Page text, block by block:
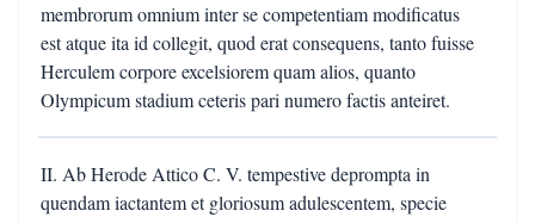
membrorum omnium inter se competentiam modificatus
est atque ita id collegit, quod erat consequens, tanto fuisse
Herculem corpore excelsiorem quam alios, quanto
Olympicum stadium ceteris pari numero factis anteiret.
II. Ab Herode Attico C. V. tempestive deprompta in
quendam iactantem et gloriosum adulescentem, specie